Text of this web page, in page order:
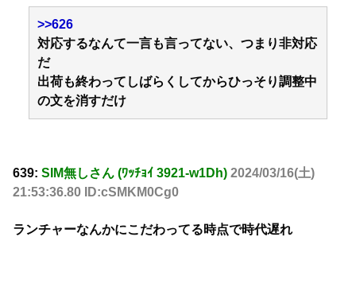
>>626
対応するなんて一言も言ってない、つまり非対応
だ
出荷も終わってしばらくしてからひっそり調整中
の文を消すだけ
639: SIM無しさん (ﾜｯﾁｮｲ 3921-w1Dh) 2024/03/16(土)
21:53:36.80 ID:cSMKM0Cg0
ランチャーなんかにこだわってる時点で時代遅れ